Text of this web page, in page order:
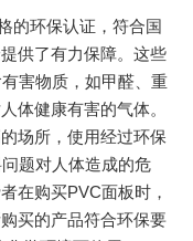
的环保认证，符合国
供了有力保障。这些
害物质，如甲醛、重
体健康有害的气体。
场所，使用经过环保
题对人体造成的危
在购买PVC面板时，
买的产品符合环保要